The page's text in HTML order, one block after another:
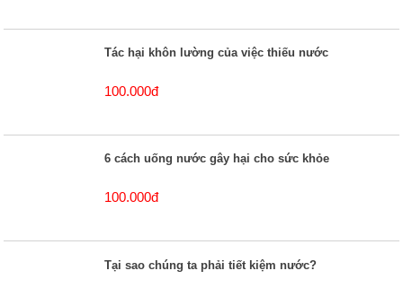
Tác hại khôn lường của việc thiếu nước
100.000đ
6 cách uống nước gây hại cho sức khỏe
100.000đ
Tại sao chúng ta phải tiết kiệm nước?